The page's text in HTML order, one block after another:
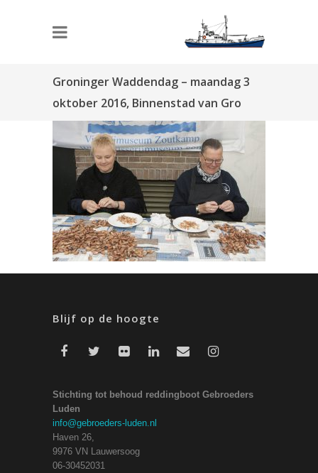
Groninger Waddendag – maandag 3
oktober 2016, Binnenstad van Gro
Blijf op de hoogte
Stichting tot behoud reddingboot Gebroeders
Luden
info@gebroeders-luden.nl
Haven 26,
9976 VN Lauwersoog
06-30452031